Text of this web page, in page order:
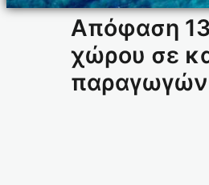
Απόφαση
χώρου σε
παραγωγών